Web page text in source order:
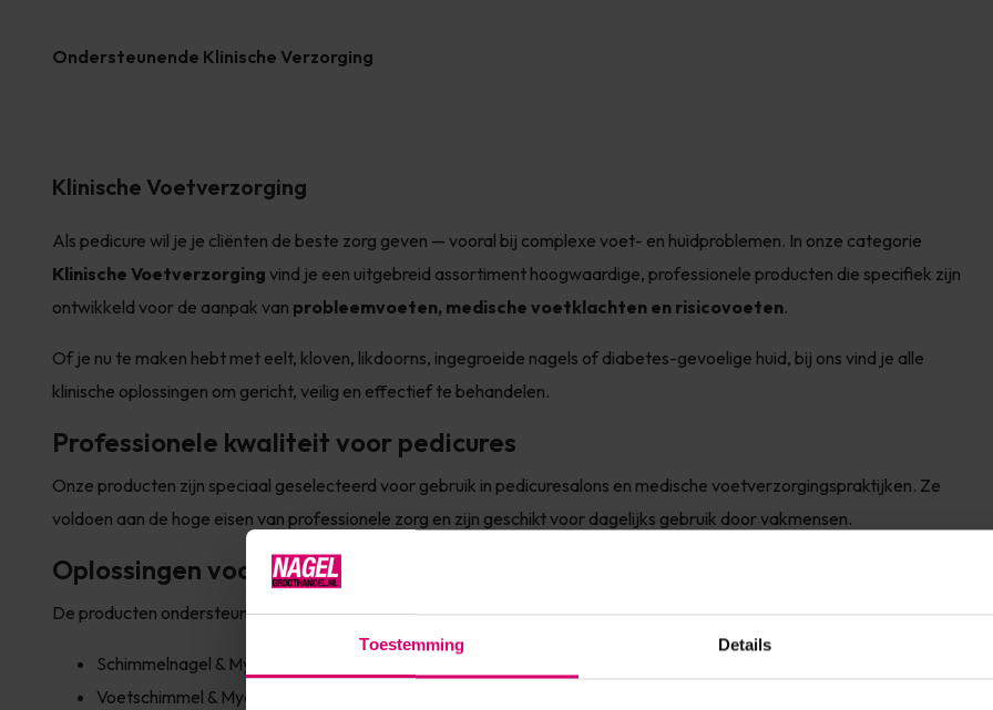
Toestemming Details
Ondersteunende Klinische Verzorging
Klinische Voetverzorging
Als pedicure wil je je cliënten de beste zorg geven — vooral bij complexe voet- en huidproblemen. In onze categorie
Klinische Voetverzorging vind je een uitgebreid assortiment hoogwaardige, professionele producten die specifiek zijn
ontwikkeld voor de aanpak van probleemvoeten, medische voetklachten en risicovoeten.
Of je nu te maken hebt met eelt, kloven, likdoorns, ingegroeide nagels of diabetes-gevoelige huid, bij ons vind je alle
klinische oplossingen om gericht, veilig en effectief te behandelen.
Professionele kwaliteit voor pedicures
Onze producten zijn speciaal geselecteerd voor gebruik in pedicuresalons en medische voetverzorgingspraktijken. Ze
voldoen aan de hoge eisen van professionele zorg en zijn geschikt voor dagelijks gebruik door vakmensen.
Oplossingen voor veelvoorkomende voetproblemen
De producten ondersteunen jou bij de behandeling van:
Schimmelnagel & Mycose Behandeling
Voetschimmel & Mycose (huid)